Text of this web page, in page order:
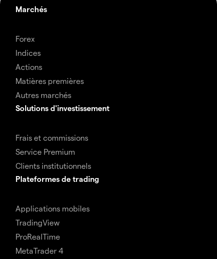
Marchés
Forex
Indices
Actions
Matières premières
Autres marchés
Solutions d'investissement
Frais et commissions
Service Premium
Clients institutionnels
Plateformes de trading
Applications mobiles
TradingView
ProRealTime
MetaTrader 4